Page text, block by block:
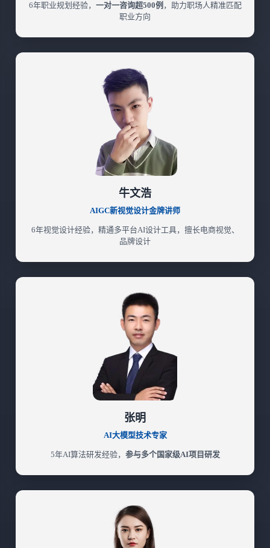
6年职业规划经验， 一对一咨询超500例 ，助力职场人精准匹配
职业方向
牛文浩
AIGC新视觉设计金牌讲师
6年视觉设计经验，精通多平台AI设计工具，擅长电商视觉、
品牌设计
张明
AI大模型技术专家
5年AI算法研发经验， 参与多个国家级AI项目研发